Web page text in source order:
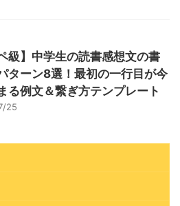
級】中学生の読書感想文の書
ターン8選！最初の一行目が今
る例文＆繋ぎ方テンプレート
25